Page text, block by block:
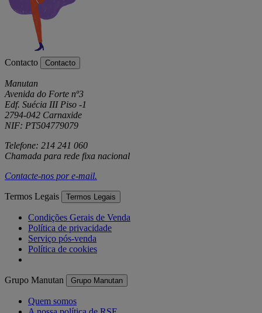
Contacto Contacto
Manutan
Avenida do Forte nº3
Edf. Suécia III Piso -1
2794-042 Carnaxide
NIF: PT504779079
Telefone: 214 241 060
Chamada para rede fixa nacional
Contacte-nos pore-mail.
Termos Legais Termos Legais
Condições Gerais de Venda
Política de privacidade
Serviço pós-venda
Política de cookies
Grupo Manutan Grupo Manutan
Quem somos